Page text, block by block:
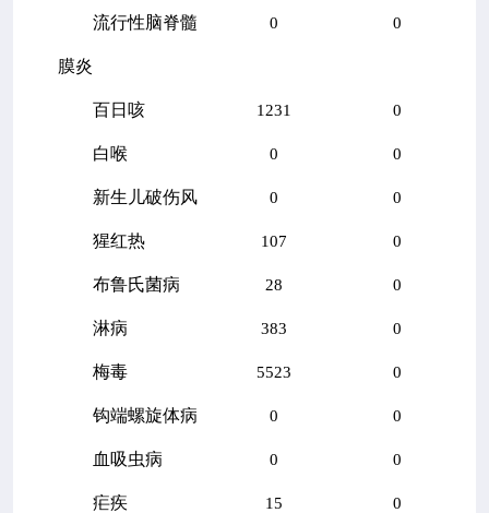
流行性脑脊髓
膜炎
0 0
百日咳 1231 0
白喉 0 0
新生儿破伤风 0 0
猩红热 107 0
布鲁氏菌病 28 0
淋病 383 0
梅毒 5523 0
钩端螺旋体病 0 0
血吸虫病 0 0
疟疾 15 0